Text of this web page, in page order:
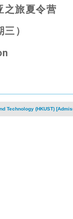
之旅夏令营
）
Technology (HKUST)